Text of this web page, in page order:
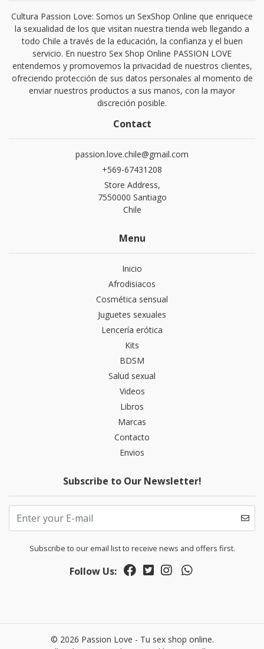
Cultura Passion Love: Somos un SexShop Online que enriquece
la sexualidad de los que visitan nuestra tienda web llegando a
todo Chile a través de la educación, la confianza y el buen
servicio. En nuestro Sex Shop Online PASSION LOVE
entendemos y promovemos la privacidad de nuestros clientes,
ofreciendo protección de sus datos personales al momento de
enviar nuestros productos a sus manos, con la mayor
discreción posible.
Contact
passion.love.chile@gmail.com
+569-67431208
Store Address,
7550000 Santiago
Chile
Menu
Inicio
Afrodisiacos
Cosmética sensual
Juguetes sexuales
Lencería erótica
Kits
BDSM
Salud sexual
Videos
Libros
Marcas
Contacto
Envios
Subscribe to Our Newsletter!
Subscribe to our email list to receive news and offers first.
Follow Us:
© 2026 Passion Love - Tu sex shop online.